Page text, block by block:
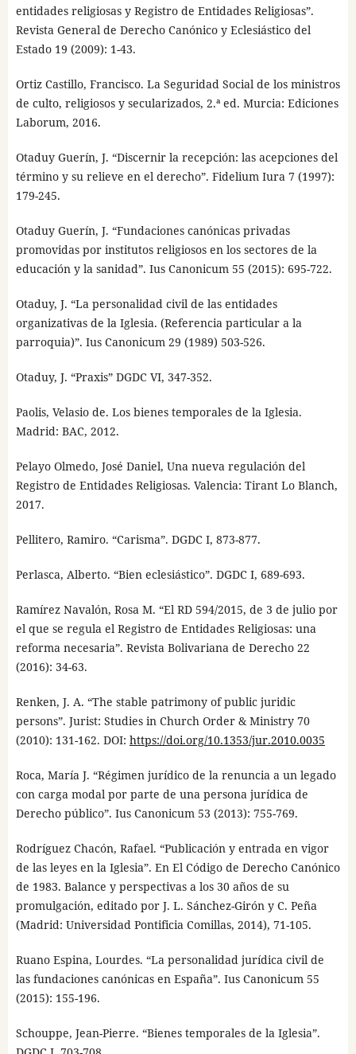
entidades religiosas y Registro de Entidades Religiosas”.
Revista General de Derecho Canónico y Eclesiástico del
Estado 19 (2009): 1-43.
Ortiz Castillo, Francisco. La Seguridad Social de los ministros
de culto, religiosos y secularizados, 2.ª ed. Murcia: Ediciones
Laborum, 2016.
Otaduy Guerín, J. “Discernir la recepción: las acepciones del
término y su relieve en el derecho”. Fidelium Iura 7 (1997):
179-245.
Otaduy Guerín, J. “Fundaciones canónicas privadas
promovidas por institutos religiosos en los sectores de la
educación y la sanidad”. Ius Canonicum 55 (2015): 695-722.
Otaduy, J. “La personalidad civil de las entidades
organizativas de la Iglesia. (Referencia particular a la
parroquia)”. Ius Canonicum 29 (1989) 503-526.
Otaduy, J. “Praxis” DGDC VI, 347-352.
Paolis, Velasio de. Los bienes temporales de la Iglesia.
Madrid: BAC, 2012.
Pelayo Olmedo, José Daniel, Una nueva regulación del
Registro de Entidades Religiosas. Valencia: Tirant Lo Blanch,
2017.
Pellitero, Ramiro. “Carisma”. DGDC I, 873-877.
Perlasca, Alberto. “Bien eclesiástico”. DGDC I, 689-693.
Ramírez Navalón, Rosa M. “El RD 594/2015, de 3 de julio por
el que se regula el Registro de Entidades Religiosas: una
reforma necesaria”. Revista Bolivariana de Derecho 22
(2016): 34-63.
Renken, J. A. “The stable patrimony of public juridic
persons”. Jurist: Studies in Church Order & Ministry 70
(2010): 131-162. DOI: https://doi.org/10.1353/jur.2010.0035
Roca, María J. “Régimen jurídico de la renuncia a un legado
con carga modal por parte de una persona jurídica de
Derecho público”. Ius Canonicum 53 (2013): 755-769.
Rodríguez Chacón, Rafael. “Publicación y entrada en vigor
de las leyes en la Iglesia”. En El Código de Derecho Canónico
de 1983. Balance y perspectivas a los 30 años de su
promulgación, editado por J. L. Sánchez-Girón y C. Peña
(Madrid: Universidad Pontificia Comillas, 2014), 71-105.
Ruano Espina, Lourdes. “La personalidad jurídica civil de
las fundaciones canónicas en España”. Ius Canonicum 55
(2015): 155-196.
Schouppe, Jean-Pierre. “Bienes temporales de la Iglesia”.